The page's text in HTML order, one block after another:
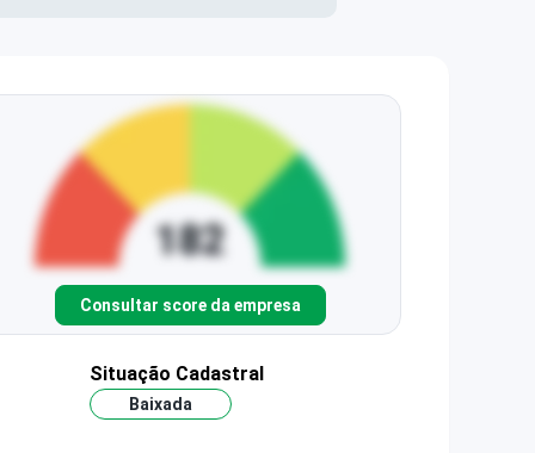
Consultar score da empresa
Situação Cadastral
Baixada